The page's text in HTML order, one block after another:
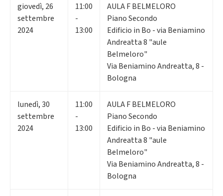
giovedì, 26
settembre
2024
11:00
-
13:00
AULA F BELMELORO
Piano Secondo
Edificio in Bo - via Beniamino
Andreatta 8 "aule
Belmeloro"
Via Beniamino Andreatta, 8 -
Bologna
lunedì,30
settembre
2024
11:00
-
13:00
AULA F BELMELORO
Piano Secondo
Edificio in Bo - via Beniamino
Andreatta 8 "aule
Belmeloro"
Via Beniamino Andreatta, 8 -
Bologna